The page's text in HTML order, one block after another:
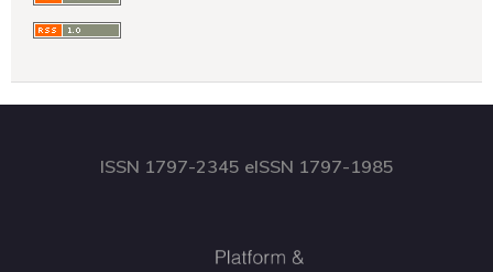
ISSN 1797-2345 eISSN 1797-1985